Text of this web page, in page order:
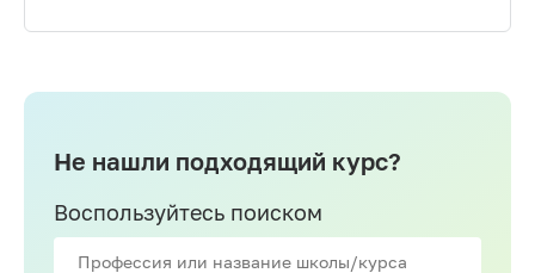
Не нашли подходящий курс?
Воспользуйтесь поиском